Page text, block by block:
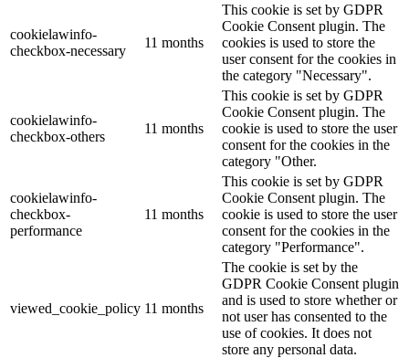
cookielawinfo-
checkbox-necessary
11 months
This cookie is set by GDPR
Cookie Consent plugin. The
cookies is used to store the
user consent for the cookies in
the category "Necessary".
cookielawinfo-
checkbox-others
11 months
This cookie is set by GDPR
Cookie Consent plugin. The
cookie is used to store the user
consent for the cookies in the
category "Other.
cookielawinfo-
checkbox-
performance
11 months
This cookie is set by GDPR
Cookie Consent plugin. The
cookie is used to store the user
consent for the cookies in the
category "Performance".
viewed_cookie_policy 11 months
The cookie is set by the
GDPR Cookie Consent plugin
and is used to store whether or
not user has consented to the
use of cookies. It does not
store any personal data.